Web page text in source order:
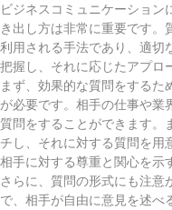
ビジネスコミュニケーション
き出し方は非常に重要です
利用される手法であり、適切
把握し、それに応じたアプロ
まず、効果的な質問をするた
が必要です。相手の仕事や業
質問をすることができます。
チし、それに対する質問を用
相手に対する尊重と関心を示
さらに、質問の形式にも注意
で、相手が自由に意見を述べ